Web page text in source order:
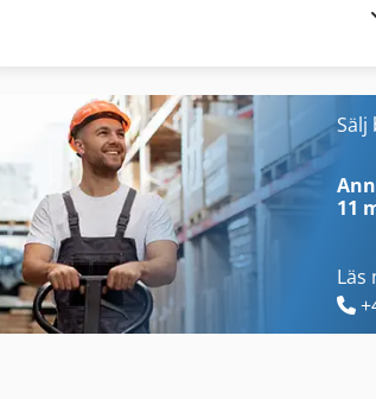
Färg Dimma
Sheetfed
Sälj
11
Läs